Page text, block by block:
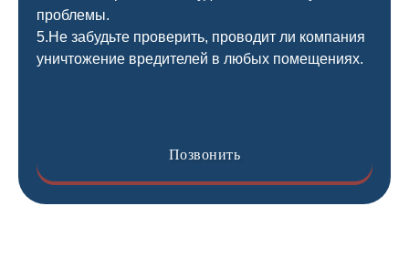
проблемы.
5.Не забудьте проверить, проводит ли компания
уничтожение вредителей в любых помещениях.
Позвонить